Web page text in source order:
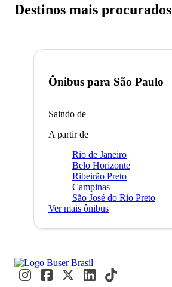
Destinos mais procurados
Ônibus para São Paulo
Saindo de
A partir de
Rio de Janeiro
Belo Horizonte
Ribeirão Preto
Campinas
São José do Rio Preto
Ver mais ônibus